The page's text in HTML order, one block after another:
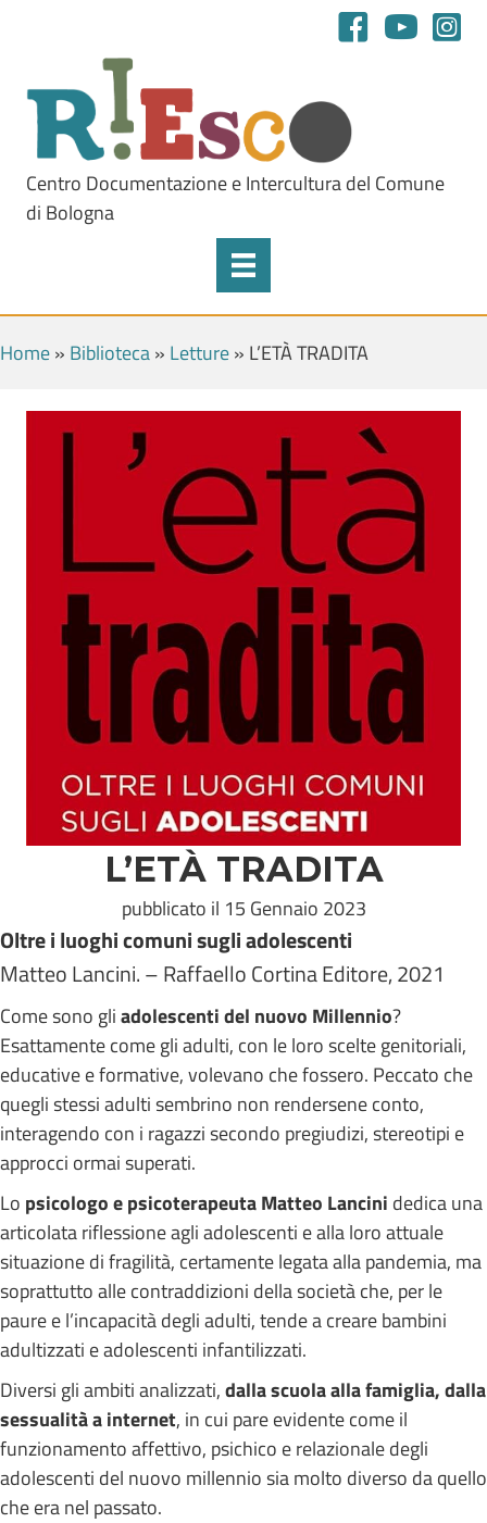
Centro Documentazione e Intercultura del Comune
di Bologna
Home» Biblioteca» Letture» L’ETÀ TRADITA
L’ETÀ TRADITA
pubblicato il 15 Gennaio 2023
Oltre i luoghi comuni sugli adolescenti
Matteo Lancini. – Raffaello Cortina Editore, 2021
Come sono gliadolescenti del nuovo Millennio?
Esattamente come gli adulti, con le loro scelte genitoriali,
educative e formative, volevano che fossero. Peccato che
quegli stessi adulti sembrino non rendersene conto,
interagendo con i ragazzi secondo pregiudizi, stereotipi e
approcci ormai superati.
Lo psicologo e psicoterapeuta Matteo Lancini dedica una
articolata riflessione agli adolescenti e alla loro attuale
situazione di fragilità, certamente legata alla pandemia, ma
soprattutto alle contraddizioni della società che, per le
paure e l’incapacità degli adulti, tende a creare bambini
adultizzati e adolescenti infantilizzati.
Diversi gli ambiti analizzati,dalla scuola alla famiglia, dalla
sessualità a internet, in cui pare evidente come il
funzionamento affettivo, psichico e relazionale degli
adolescenti del nuovo millennio sia molto diverso da quello
che era nel passato.